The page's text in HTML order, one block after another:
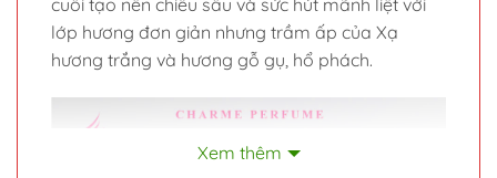
cuối tạo nên chiều sâu và sức hút mãnh liệt với
lớp hương đơn giản nhưng trầm ấp của Xạ
hương trắng và hương gỗ gụ, hổ phách.
Xem thêm